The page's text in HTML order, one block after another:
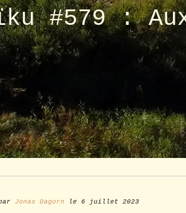
#579 :
Jonas Dagorn le 6 juillet 2023